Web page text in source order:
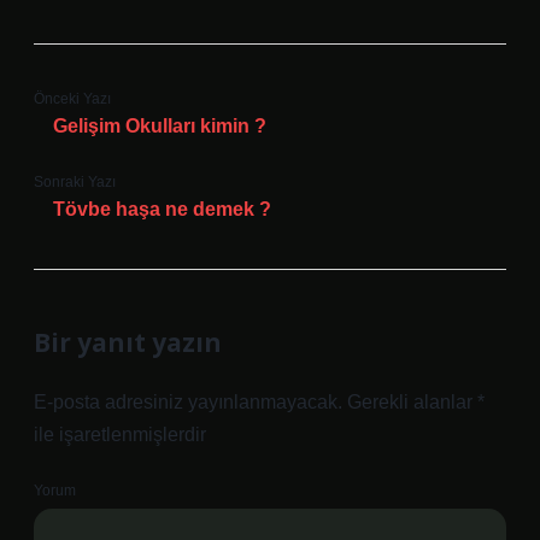
Önceki Yazı
Gelişim Okulları kimin ?
Sonraki Yazı
Tövbe haşa ne demek ?
Bir yanıt yazın
E-posta adresiniz yayınlanmayacak. Gerekli alanlar *
ile işaretlenmişlerdir
Yorum